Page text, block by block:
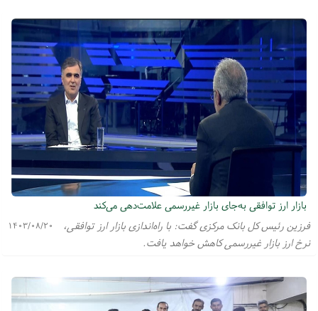
بازار ارز توافقی به‌جای بازار غیررسمی علامت‌دهی می‌کند
۱۴۰۳/۰۸/۲۰
فرزین رئیس کل بانک مرکزی گفت: با راه‌اندازی بازار ارز توافقی،
نرخ ارز بازار غیررسمی کاهش خواهد یافت.